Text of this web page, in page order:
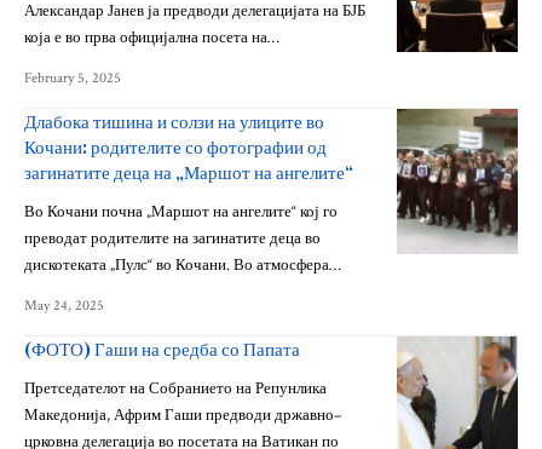
Александар Јанев ја предводи делегацијата на БЈБ
која е во прва официјална посета на…
February 5, 2025
Длабока тишина и солзи на улиците во
Кочани: родителите со фотографии од
загинатите деца на „Маршот на ангелите“
Во Кочани почна „Маршот на ангелите“ кој го
преводат родителите на загинатите деца во
дискотеката „Пулс“ во Кочани. Во атмосфера…
May 24, 2025
(ФОТО) Гаши на средба со Папата
Претседателот на Собранието на Репунлика
Македонија, Африм Гаши предводи државно–
црковна делегација во посетата на Ватикан по